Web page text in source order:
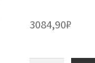
3084,90₽